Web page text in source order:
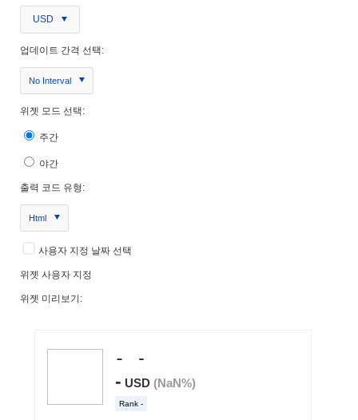
USD
업데이트 간격 선택:
No Interval
위젯 모드 선택:
주간
야간
출력 코드 유형:
Html
사용자 지정 날짜 선택
위젯 사용자 지정
위젯 미리보기: